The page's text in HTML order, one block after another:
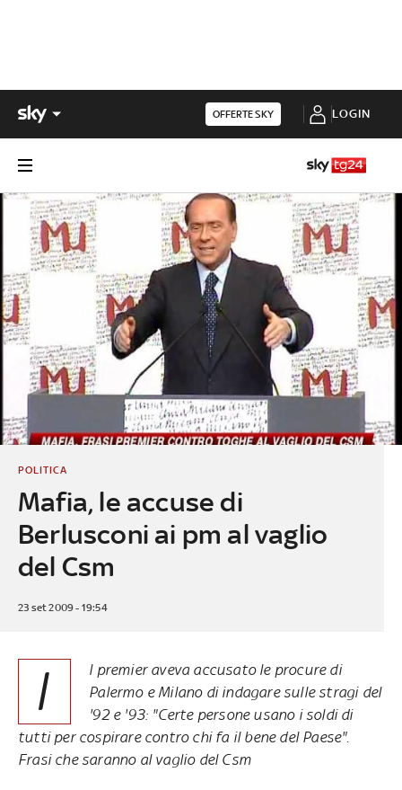
OFFERTE SKY LOGIN
Mafia, le accuse di
Berlusconi ai pm al vaglio
del Csm
POLITICA
23 set 2009 - 19:54
I
l premier aveva accusato le procure di
Palermo e Milano di indagare sulle stragi del
'92 e '93: "Certe persone usano i soldi di
tutti per cospirare contro chi fa il bene del Paese".
Frasi che saranno al vaglio del Csm